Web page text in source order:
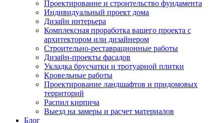
Проектироваине и строительство фундамента
Индивидуальный проект дома
Дизайн интерьера
Комплексная проработка вашего проекта с
архитектором или дизайнером
Строительно-реставрационные работы
Дизайн-проекты фасадов
Укладка брусчатки и тротуарной плитки
Кровельные работы
Проектирование ландшафтов и придомовых
территорий
Распил кирпича
Выезд на замеры и расчет материалов
Блог